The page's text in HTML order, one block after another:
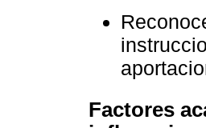
Factores